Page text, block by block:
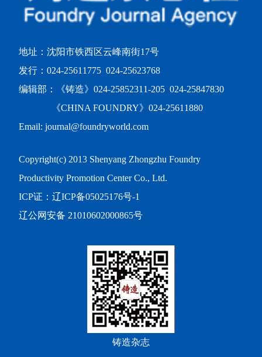
地址：沈阳市铁西区云峰南街17号
发行：024-25611775 024-25623768
编辑部：《铸造》024-25852311-205 024-25847830
《CHINA FOUNDRY》024-25611880
Email: journal@foundryworld.com
Copyright(c) 2013 Shenyang Zhongzhu Foundry
Productivity Promotion Center Co., Ltd.
ICP证： 辽ICP备05025176号-1
辽公网安备 21010602000865号
铸造杂志